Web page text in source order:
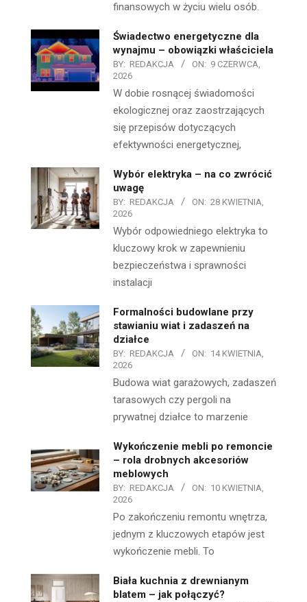
finansowych w życiu wielu osób.
Świadectwo energetyczne dla
wynajmu – obowiązki właściciela
BY: REDAKCJA ON: 9 CZERWCA,
2026
W dobie rosnącej świadomości
ekologicznej oraz zaostrzających
się przepisów dotyczących
efektywności energetycznej,
Wybór elektryka – na co zwrócić
uwagę
BY: REDAKCJA ON: 28 KWIETNIA,
2026
Wybór odpowiedniego elektryka to
kluczowy krok w zapewnieniu
bezpieczeństwa i sprawności
instalacji
Formalności budowlane przy
stawianiu wiat i zadaszeń na
działce
BY: REDAKCJA ON: 14 KWIETNIA,
2026
Budowa wiat garażowych, zadaszeń
tarasowych czy pergoli na
prywatnej działce to marzenie
Wykończenie mebli po remoncie
– rola drobnych akcesoriów
meblowych
BY: REDAKCJA ON: 10 KWIETNIA,
2026
Po zakończeniu remontu wnętrza,
jednym z kluczowych etapów jest
wykończenie mebli. To
Biała kuchnia z drewnianym
blatem – jak połączyć?